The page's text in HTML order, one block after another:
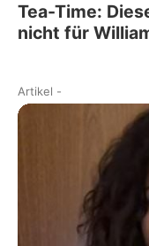
Tea-Time:
nicht für
Artikel -